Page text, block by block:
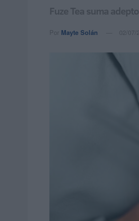
Fuze Tea suma
Por Mayte Solán 02/